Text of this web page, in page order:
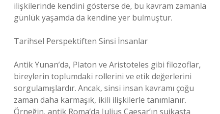
ilişkilerinde kendini gösterse de, bu kavram zamanla
günlük yaşamda da kendine yer bulmuştur.
Tarihsel Perspektiften Sinsi İnsanlar
Antik Yunan’da, Platon ve Aristoteles gibi filozoflar,
bireylerin toplumdaki rollerini ve etik değerlerini
sorgulamışlardır. Ancak, sinsi insan kavramı çoğu
zaman daha karmaşık, ikili ilişkilerle tanımlanır.
Örneğin, antik Roma’da Julius Caesar’ın suikasta